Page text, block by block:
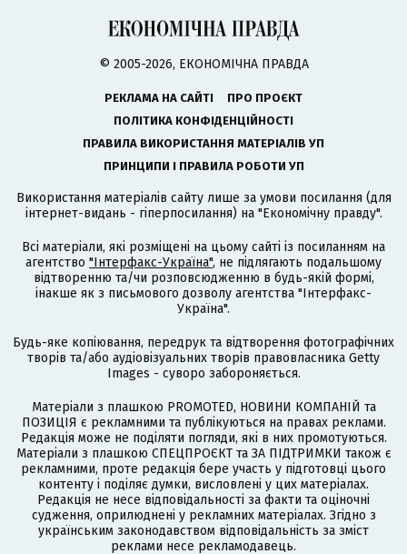
© 2005-2026, ЕКОНОМІЧНА ПРАВДА
РЕКЛАМА НА САЙТІ
ПРО ПРОЄКТ
ПОЛІТИКА КОНФІДЕНЦІЙНОСТІ
ПРАВИЛА ВИКОРИСТАННЯ МАТЕРІАЛІВ УП
ПРИНЦИПИ І ПРАВИЛА РОБОТИ УП
Використання матеріалів сайту лише за умови посилання (для
інтернет-видань - гіперпосилання) на "Економічну правду".
Всі матеріали, які розміщені на цьому сайті із посиланням на
агентство "Інтерфакс-Україна", не підлягають подальшому
відтворенню та/чи розповсюдженню в будь-якій формі,
інакше як з письмового дозволу агентства "Інтерфакс-
Україна".
Будь-яке копіювання, передрук та відтворення фотографічних
творів та/або аудіовізуальних творів правовласника Getty
Images - суворо забороняється.
Матеріали з плашкою PROMOTED, НОВИНИ КОМПАНІЙ та
ПОЗИЦІЯ є рекламними та публікуються на правах реклами.
Редакція може не поділяти погляди, які в них промотуються.
Матеріали з плашкою СПЕЦПРОЄКТ та ЗА ПІДТРИМКИ також є
рекламними, проте редакція бере участь у підготовці цього
контенту і поділяє думки, висловлені у цих матеріалах.
Редакція не несе відповідальності за факти та оціночні
судження, оприлюднені у рекламних матеріалах. Згідно з
українським законодавством відповідальність за зміст
реклами несе рекламодавець.